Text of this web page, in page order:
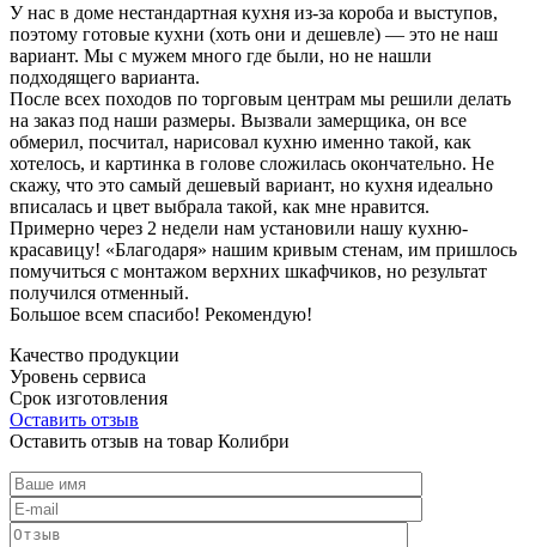
У нас в доме нестандартная кухня из-за короба и выступов,
поэтому готовые кухни (хоть они и дешевле) — это не наш
вариант. Мы с мужем много где были, но не нашли
подходящего варианта.
После всех походов по торговым центрам мы решили делать
на заказ под наши размеры. Вызвали замерщика, он все
обмерил, посчитал, нарисовал кухню именно такой, как
хотелось, и картинка в голове сложилась окончательно. Не
скажу, что это самый дешевый вариант, но кухня идеально
вписалась и цвет выбрала такой, как мне нравится.
Примерно через 2 недели нам установили нашу кухню-
красавицу! «Благодаря» нашим кривым стенам, им пришлось
помучиться с монтажом верхних шкафчиков, но результат
получился отменный.
Большое всем спасибо! Рекомендую!
Качество продукции
Уровень сервиса
Срок изготовления
Оставить отзыв
Оставить отзыв на товар Колибри